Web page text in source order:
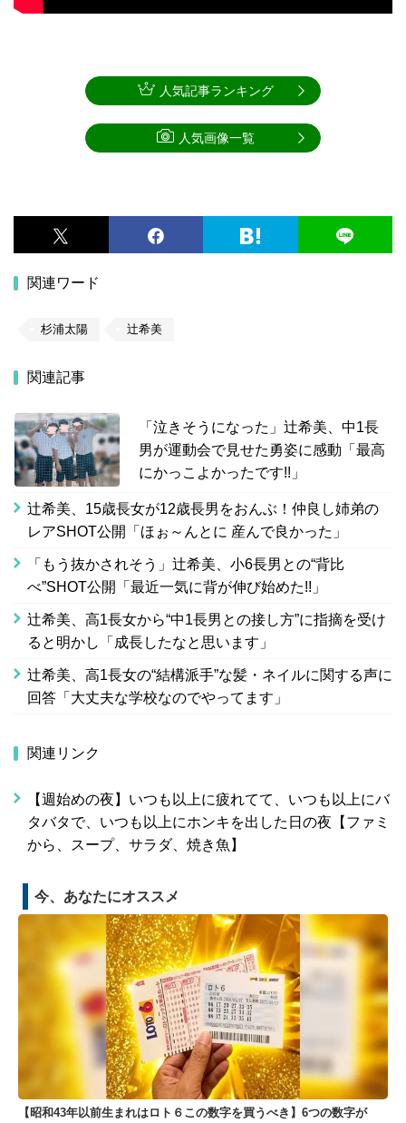
関連ワード
杉浦太陽 辻希美
関連記事
「泣きそうになった」辻希美、中1長
男が運動会で見せた勇姿に感動「最高
にかっこよかったです!!」
辻希美、15歳長女が12歳長男をおんぶ！仲良し姉弟の
レアSHOT公開「ほぉ～んとに 産んで良かった」
「もう抜かされそう」辻希美、小6長男との“背比
べ”SHOT公開「最近一気に背が伸び始めた!!」
辻希美、高1長女から“中1長男との接し方”に指摘を受け
ると明かし「成長したなと思います」
辻希美、高1長女の“結構派手”な髪・ネイルに関する声に
回答「大丈夫な学校なのでやってます」
関連リンク
【週始めの夜】いつも以上に疲れてて、いつも以上にバ
タバタで、いつも以上にホンキを出した日の夜【ファミ
から、スープ、サラダ、焼き魚】
人気記事ランキング
人気画像一覧
今、あなたにオススメ
【昭和43年以前生まれはロト６この数字を買うべき】6つの数字が